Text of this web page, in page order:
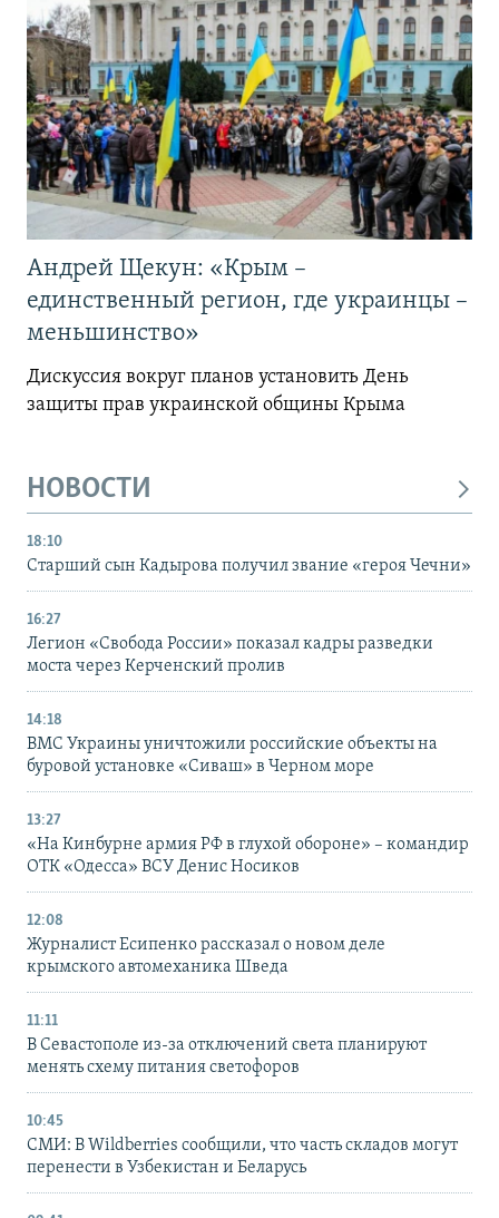
Андрей Щекун: «Крым –
единственный регион, где украинцы –
меньшинство»
Дискуссия вокруг планов установить День
защиты прав украинской общины Крыма
НОВОСТИ
18:10
Старший сын Кадырова получил звание «героя Чечни»
16:27
Легион «Свобода России» показал кадры разведки
моста через Керченский пролив
14:18
ВМС Украины уничтожили российские объекты на
буровой установке «Сиваш» в Черном море
13:27
«На Кинбурне армия РФ в глухой обороне» – командир
ОТК «Одесса» ВСУ Денис Носиков
12:08
Журналист Есипенко рассказал о новом деле
крымского автомеханика Шведа
11:11
В Севастополе из-за отключений света планируют
менять схему питания светофоров
10:45
СМИ: В Wildberries сообщили, что часть складов могут
перенести в Узбекистан и Беларусь